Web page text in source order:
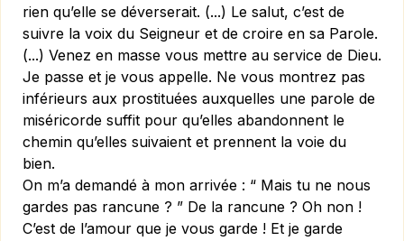
rien qu’elle se déverserait. (...) Le salut, c’est de
suivre la voix du Seigneur et de croire en sa Parole.
(...) Venez en masse vous mettre au service de Dieu.
Je passe et je vous appelle. Ne vous montrez pas
inférieurs aux prostituées auxquelles une parole de
miséricorde suffit pour qu’elles abandonnent le
chemin qu’elles suivaient et prennent la voie du
bien.
On m’a demandé à mon arrivée : “ Mais tu ne nous
gardes pas rancune ? ” De la rancune ? Oh non !
C’est de l’amour que je vous garde ! Et je garde